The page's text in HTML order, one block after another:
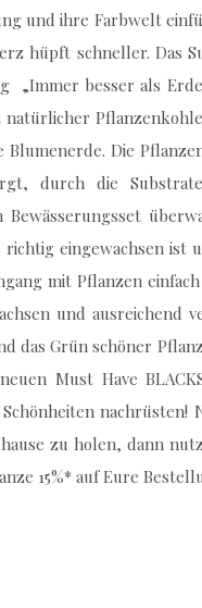
und ihre Farbwelt
hüpft schneller. Das
besser als
Die
durch die
eingewachsen ist
mit Pflanzen
und ausreichend
das Grün schöner
Must Have
nachrüsten!
zu holen, dann
15%* auf Eure